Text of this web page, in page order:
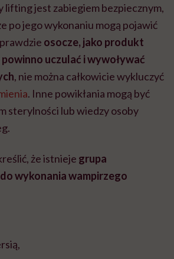
lifting jest zabiegiem bezpiecznym,
po jego wykonaniu mogą pojawić
osocze, jako produkt
uczulać i wywoływać
, nie można całkowicie wykluczyć
. Inne powikłania mogą być
sterylności lub wiedzy osoby
że istnieje grupa
wykonania wampirzego